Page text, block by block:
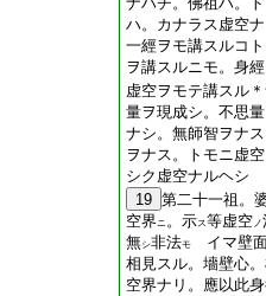
ハ。カナラス虚空
一經ヲモ講スルコ
ヲ講スルニモ。身
虚空ヲモテ講スル
量ヲ現成シ。不思
ナシ。無師智ヲナ
ヲナス。トモニ虚
シク虚空ナルヘシ
19 第二十一祖。
空界ニ。示ス等虚空ノ
無シ非法モ
イマ壁
相見スル。墻壁心
空界ナリ。應以此